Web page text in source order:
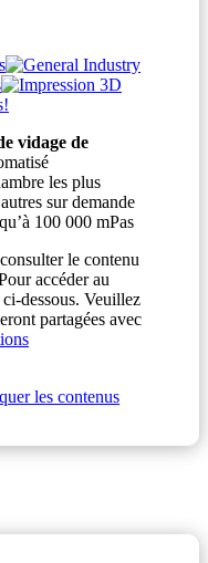
vidage de
les plus
sur demande
100 000 mPas
le contenu
accéder au
dessous. Veuillez
partagées avec
les contenus